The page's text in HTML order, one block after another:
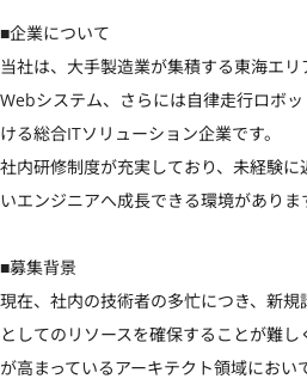
■企業について
当社は、大手製造業が集積する東海エ
Webシステム、さらには自律走行ロボ
ける総合ITソリューション企業です。
社内研修制度が充実しており、未経験
いエンジニアへ成長できる環境がありま
■募集背景
現在、社内の技術者の多忙につき、新
としてのリソースを確保することが難
が高まっているアーキテクト領域におい